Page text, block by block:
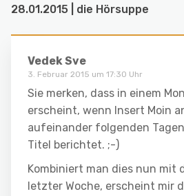
28.01.2015 | die Hörsuppe
Vedek Sve
3. Februar 2015 um 17:30 Uhr
Sie merken, dass in einem
erscheint, wenn Insert Moin
aufeinander folgenden
Titel berichtet. ;-)
Kombiniert man dies nun mit
letzter Woche, erscheint mir